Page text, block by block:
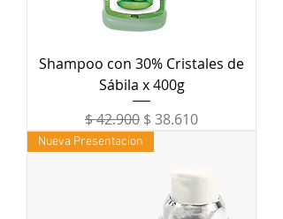
Shampoo con 30% Cristales de
Sábila x 400g
Precio
$ 42.900 Precio de oferta
$ 38.610
Nueva Presentacion